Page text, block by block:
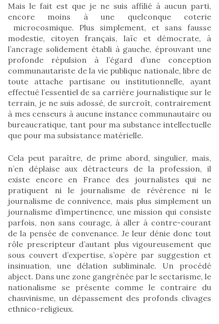
Mais le fait est que je ne suis affilié à aucun parti,
encore moins à une quelconque coterie
microcosmique. Plus simplement, et sans fausse
modestie, citoyen français, laïc et démocrate, à
l’ancrage solidement établi à gauche, éprouvant une
profonde répulsion à l’égard d’une conception
communautariste de la vie publique nationale, libre de
toute attache partisane ou institutionnelle, ayant
effectué l’essentiel de sa carrière journalistique sur le
terrain, je ne suis adossé, de surcroît,­ contrairement
à mes censeurs­ à aucune instance communautaire ou
bureaucratique, tant pour ma substance intellectuelle
que pour ma subsistance matérielle.
Cela peut paraître, de prime abord, singulier, mais,
n’en déplaise aux détracteurs de la profession, il
existe encore en France des journalistes qui ne
pratiquent ni le journalisme de révérence ni le
journalisme de connivence, mais plus simplement un
journalisme d’impertinence, une mission qui consiste
parfois, non sans courage, à aller à contre-courant
de la pensée de convenance. Je leur dénie donc tout
rôle prescripteur d’autant plus vigoureusement que
sous couvert d’expertise, s’opère par suggestion et
insinuation, une délation subliminale. Un procédé
abject. Dans une zone gangrénée par le sectarisme, le
nationalisme se présente comme le contraire du
chauvinisme, un dépassement des profonds clivages
ethnico-religieux.